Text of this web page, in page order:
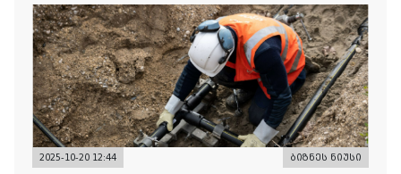
„Raffaello”-ს სასაქონლო ნიშნით უკანონო ნიშანდებული
ტკბილეული
2025-10-20 12:44 ბიზნეს ნიუსი